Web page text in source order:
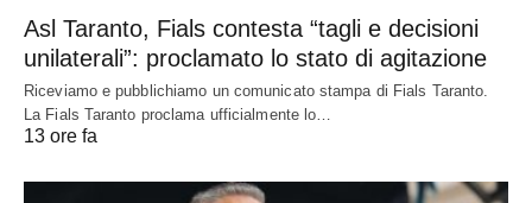
Asl Taranto, Fials contesta “tagli e decisioni
unilaterali”: proclamato lo stato di agitazione
Riceviamo e pubblichiamo un comunicato stampa di Fials Taranto.
La Fials Taranto proclama ufficialmente lo…
13 ore fa